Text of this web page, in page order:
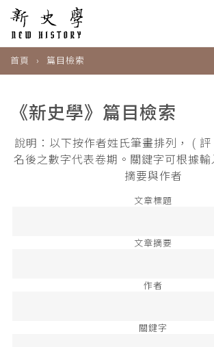
首頁 篇目檢索
《新史學》篇目檢索
說明：以下按作者姓氏筆畫排列， (
名後之數字代表卷期。關鍵字可根據
摘要與作者
文章標題
文章摘要
作者
關鍵字